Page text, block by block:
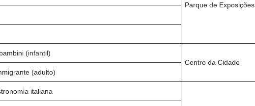
Parque de Exposições
(infantil)
Centro da Cidade
(adulto)
italiana